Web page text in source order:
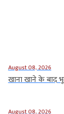
August 08, 2026
खाना खाने के बाद
August 08, 2026